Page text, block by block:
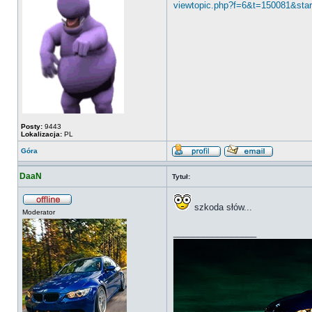
Posty: 9443
Lokalizacja: PL
Góra
DaaN Tytuł:
Moderator szkoda słów...